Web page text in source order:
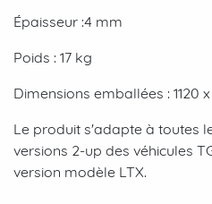
Épaisseur :4 mm
Poids : 17 kg
Dimensions emballées : 1120
Le produit s'adapte à toutes
versions 2-up des véhicules
version modèle LTX.